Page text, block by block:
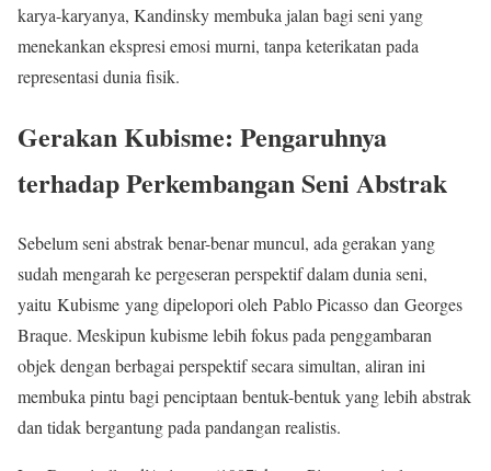
karya-karyanya, Kandinsky membuka jalan bagi seni yang
menekankan ekspresi emosi murni, tanpa keterikatan pada
representasi dunia fisik.
Gerakan Kubisme: Pengaruhnya
terhadap Perkembangan Seni Abstrak
Sebelum seni abstrak benar-benar muncul, ada gerakan yang
sudah mengarah ke pergeseran perspektif dalam dunia seni,
yaitu Kubisme yang dipelopori oleh Pablo Picasso dan Georges
Braque. Meskipun kubisme lebih fokus pada penggambaran
objek dengan berbagai perspektif secara simultan, aliran ini
membuka pintu bagi penciptaan bentuk-bentuk yang lebih abstrak
dan tidak bergantung pada pandangan realistis.